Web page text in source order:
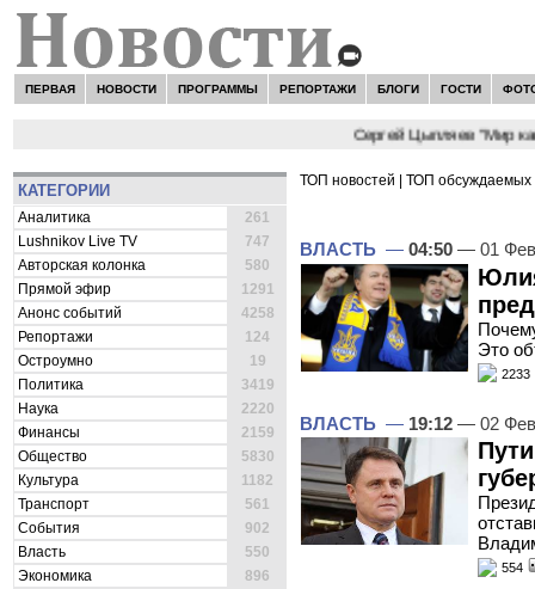
ПЕРВАЯ НОВОСТИ ПРОГРАММЫ РЕПОРТАЖИ БЛОГИ ГОСТИ
Сергей Цыпляев "Мир как
КАТЕГОРИИ
Аналитика
261
Lushnikov Live TV
747
Авторская колонка
580
Прямой эфир
1291
Анонс событий
4258
Репортажи
124
Остроумно
19
Политика
3419
Наука
2220
Финансы
2159
Общество
5830
Культура
1182
Транспорт
561
События
902
Власть
550
Экономика
896
ТОП новостей ТОП обсуждаемых
ВЛАСТЬ — 04:50 — 01
Это
2233
ВЛАСТЬ — 19:12 — 02
554